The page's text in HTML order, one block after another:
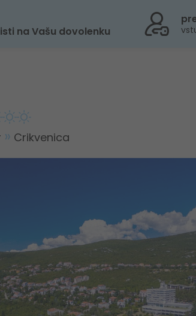
na Vašu dovolenku
Crikvenica